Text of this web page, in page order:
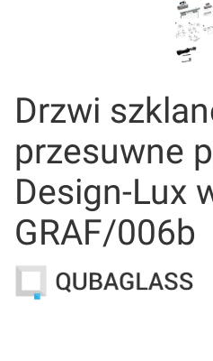
Drzwi
przesuwne
Design-Lux
GRAF/006b